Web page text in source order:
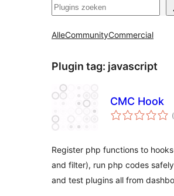
Zoeken
AlleCommunityCommercial
Plugin tag: javascript
CMC Hook
Register php functions to
and filter), run php codes
and test plugins all from